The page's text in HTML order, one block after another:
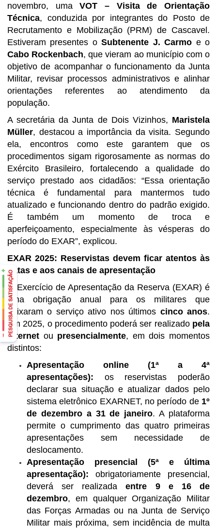
novembro, umaVOT – Visita de Orientação
Técnica, conduzida por integrantes do Posto de
Recrutamento e Mobilização (PRM) de Cascavel.
Estiveram presentes oSubtenente J. Carmo e o
Cabo Rockenbach, que vieram ao município com o
objetivo de acompanhar o funcionamento da Junta
Militar, revisar processos administrativos e alinhar
orientações referentes ao atendimento da
população.
A secretária da Junta de Dois Vizinhos, Maristela
Müller, destacou a importância da visita. Segundo
ela, encontros como este garantem que os
procedimentos sigam rigorosamente as normas do
Exército Brasileiro, fortalecendo a qualidade do
serviço prestado aos cidadãos: “Essa orientação
técnica é fundamental para mantermos tudo
atualizado e funcionando dentro do padrão exigido.
É também um momento de troca e
aperfeiçoamento, especialmente às vésperas do
período do EXAR”, explicou.
EXAR 2025: Reservistas devem ficar atentos às
datas e aos canais de apresentação
O Exercício de Apresentação da Reserva (EXAR) é
uma obrigação anual para os militares que
deixaram o serviço ativo nos últimos cinco anos.
Em 2025, o procedimento poderá ser realizado pela
internet ou presencialmente, em dois momentos
distintos:
Apresentação online (1ª a 4ª
apresentações): os reservistas poderão
declarar sua situação e atualizar dados pelo
sistema eletrônico EXARNET, no período de 1º
de dezembro a 31 de janeiro. A plataforma
permite o cumprimento das quatro primeiras
apresentações sem necessidade de
deslocamento.
Apresentação presencial (5ª e última
apresentação): obrigatoriamente presencial,
deverá ser realizadaentre 9 e 16 de
dezembro, em qualquer Organização Militar
das Forças Armadas ou na Junta de Serviço
Militar mais próxima, sem incidência de multa